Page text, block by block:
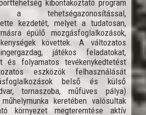
kibontakoztató program
a tehetségazonosítással,
kezdetét, melyet a tudatosan,
épülő mozgásfoglalkozások,
követtek. A változatos
játékos feladatokat,
és folyamatos tevékenykedtetést
eszközök felhasználását
belső és külső
tornaszoba, műfüves pálya)
keretében valósultak
környezet megteremtése aktív